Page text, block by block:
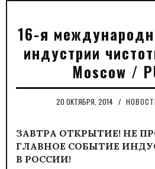
16-я
индустрии
Moscow /
20 ОКТЯБРЯ, 2014 /
ЗАВТРА ОТКРЫТИЕ! НЕ
ГЛАВНОЕ СОБЫТИЕ
В РОССИИ!